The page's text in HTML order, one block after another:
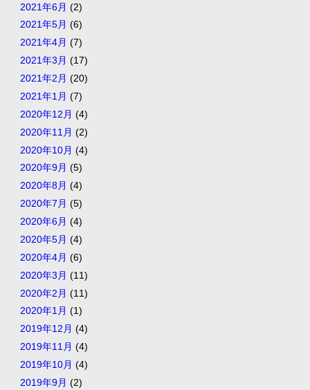
2021年6月 (2)
2021年5月 (6)
2021年4月 (7)
2021年3月 (17)
2021年2月 (20)
2021年1月 (7)
2020年12月 (4)
2020年11月 (2)
2020年10月 (4)
2020年9月 (5)
2020年8月 (4)
2020年7月 (5)
2020年6月 (4)
2020年5月 (4)
2020年4月 (6)
2020年3月 (11)
2020年2月 (11)
2020年1月 (1)
2019年12月 (4)
2019年11月 (4)
2019年10月 (4)
2019年9月 (2)